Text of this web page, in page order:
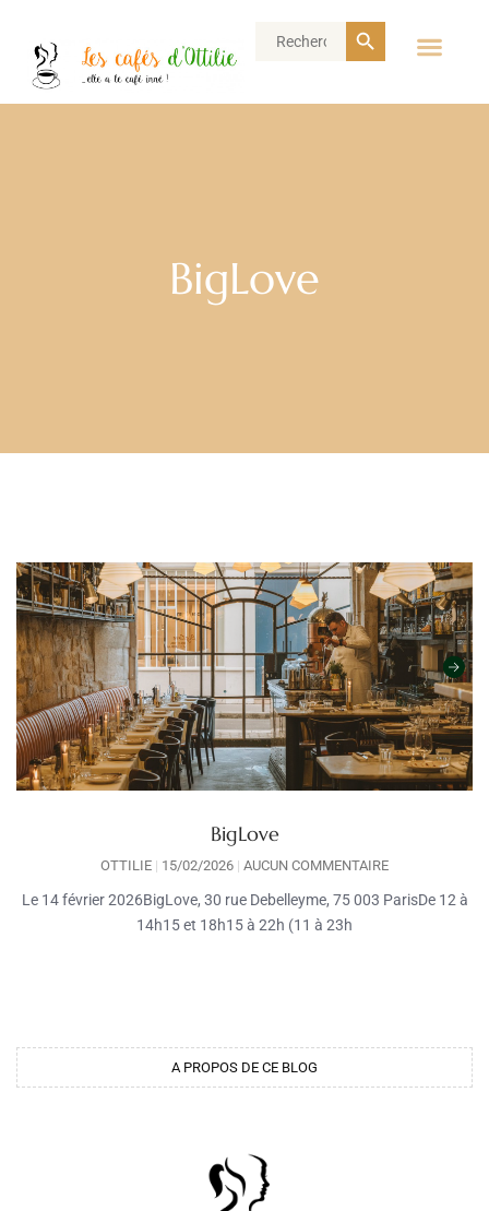
Search
Search Button
BigLove
BigLove
OTTILIE 15/02/2026 AUCUN COMMENTAIRE
Le 14 février 2026BigLove, 30 rue Debelleyme, 75 003 ParisDe 12 à
14h15 et 18h15 à 22h (11 à 23h
A PROPOS DE CE BLOG